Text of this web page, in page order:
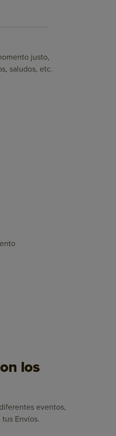
justo,
saludos, etc.
los
eventos,
Envíos.